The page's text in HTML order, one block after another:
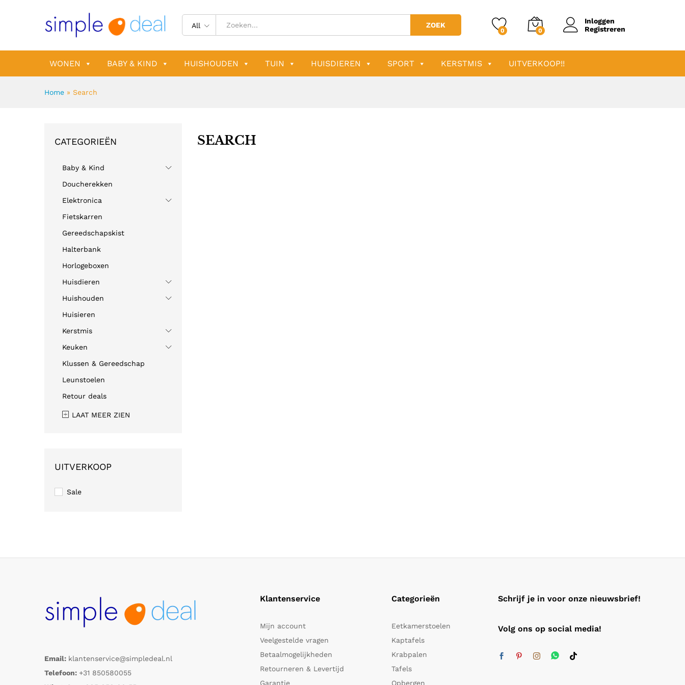
All ZOEK
0 0
Inloggen
Registreren
WONEN BABY & KIND HUISHOUDEN TUIN HUISDIEREN SPORT KERSTMIS UITVERKOOP!!
Home » Search
SEARCH
CATEGORIEËN
Baby & Kind
Doucherekken
Elektronica
Fietskarren
Gereedschapskist
Halterbank
Horlogeboxen
Huisdieren
Huishouden
Huisieren
Kerstmis
Keuken
Klussen & Gereedschap
Leunstoelen
Retour deals
LAAT MEER ZIEN
UITVERKOOP
Sale
Email: klantenservice@simpledeal.nl
Telefoon: +31 850580055
Klantenservice
Mijn account
Veelgestelde vragen
Betaalmogelijkheden
Retourneren & Levertijd
Garantie
Categorieën
Eetkamerstoelen
Kaptafels
Krabpalen
Tafels
Opbergen
Schrijf je in voor onze nieuwsbrief!
Volg ons op social media!